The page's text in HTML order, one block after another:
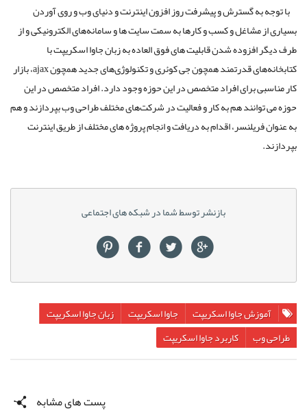
با توجه به گسترش و پیشرفت روز افزون اینترنت و دنیای وب و روی آوردن
بسیاری از مشاغل و کسب و کارها به سمت سایت ها و سامانه‌های الکترونیکی و از
طرف دیگر افزوده شدن قابلیت های فوق العاده به زبان جاوا اسکریپت با
کتابخانه‌های قدرتمند همچون جی کوئری و تکنولوژی‌های جدید همچونajax، بازار
کار مناسبی برای افراد متخصص در این حوزه وجود دارد. افراد متخصص در این
حوزه می توانند هم به کار و فعالیت در شرکت‌های مختلف طراحی وب بپردازند و هم
به عنوان فریلنسر، اقدام به دریافت و انجام پروژه های مختلف از طریق اینترنت
بپردازند.
بازنشر توسط شما در شبکه های اجتماعی
آموزش جاوا اسکریپت جاوا اسکریپت
زبان جاوا اسکریپت
طراحی وب
کاربرد جاوا اسکریپت
پست های مشابه